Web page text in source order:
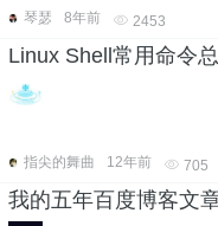
琴瑟
8年前 2453
Linux Shell常用命令
指尖的舞曲
12年前 705
我的五年百度博客文